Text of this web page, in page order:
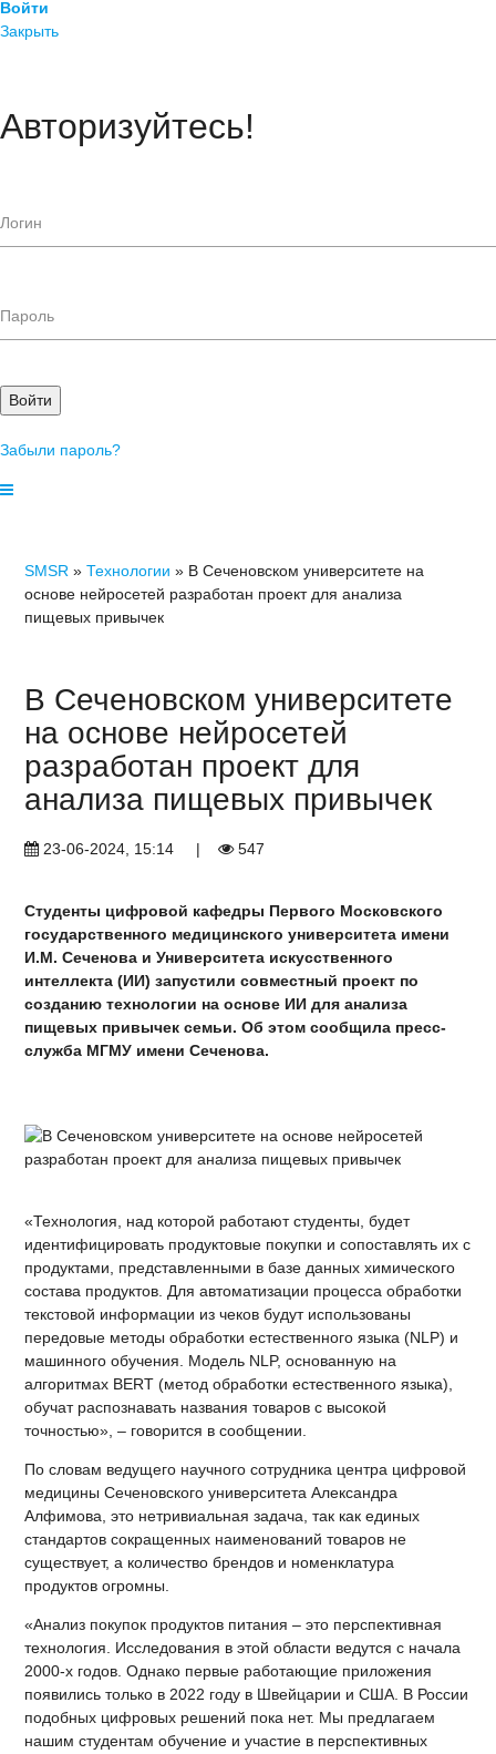
Войти
Закрыть
Авторизуйтесь!
Войти
Забыли пароль?
SMSR »Технологии » В Сеченовском университете на
основе нейросетей разработан проект для анализа
пищевых привычек
В Сеченовском университете
на основе нейросетей
разработан проект для
анализа пищевых привычек
23-06-2024, 15:14 | 547
Студенты цифровой кафедры Первого Московского
государственного медицинского университета имени
И.М. Сеченова и Университета искусственного
интеллекта (ИИ) запустили совместный проект по
созданию технологии на основе ИИ для анализа
пищевых привычек семьи. Об этом сообщила пресс-
служба МГМУ имени Сеченова.
«Технология, над которой работают студенты, будет
идентифицировать продуктовые покупки и сопоставлять их с
продуктами, представленными в базе данных химического
состава продуктов. Для автоматизации процесса обработки
текстовой информации из чеков будут использованы
передовые методы обработки естественного языка (NLP) и
машинного обучения. Модель NLP, основанную на
алгоритмах BERT (метод обработки естественного языка),
обучат распознавать названия товаров с высокой
точностью», – говорится в сообщении.
По словам ведущего научного сотрудника центра цифровой
медицины Сеченовского университета Александра
Алфимова, это нетривиальная задача, так как единых
стандартов сокращенных наименований товаров не
существует, а количество брендов и номенклатура
продуктов огромны.
«Анализ покупок продуктов питания – это перспективная
технология. Исследования в этой области ведутся с начала
2000-х годов. Однако первые работающие приложения
появились только в 2022 году в Швейцарии и США. В России
подобных цифровых решений пока нет. Мы предлагаем
нашим студентам обучение и участие в перспективных